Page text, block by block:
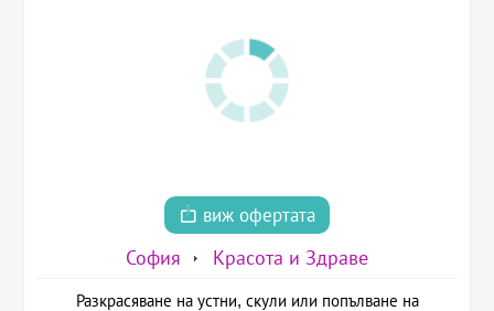
виж офертата
София Красота и Здраве
Разкрасяване на устни, скули или попълване на